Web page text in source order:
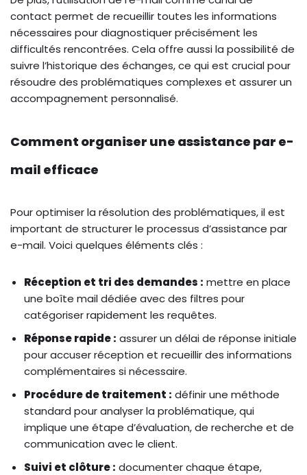
contact permet de recueillir toutes les informations
nécessaires pour diagnostiquer précisément les
difficultés rencontrées. Cela offre aussi la possibilité de
suivre l’historique des échanges, ce qui est crucial pour
résoudre des problématiques complexes et assurer un
accompagnement personnalisé.
Comment organiser une assistance par e-
mail efficace
Pour optimiser la résolution des problématiques, il est
important de structurer le processus d’assistance par
e-mail. Voici quelques éléments clés :
Réception et tri des demandes : mettre en place
une boîte mail dédiée avec des filtres pour
catégoriser rapidement les requêtes.
Réponse rapide : assurer un délai de réponse initiale
pour accuser réception et recueillir des informations
complémentaires si nécessaire.
Procédure de traitement : définir une méthode
standard pour analyser la problématique, qui
implique une étape d’évaluation, de recherche et de
communication avec le client.
Suivi et clôture : documenter chaque étape,